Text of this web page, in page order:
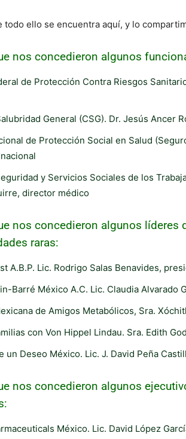
todo ello se encuentra aquí, y lo
nos concedieron algunos
de Protección Contra Riesgos
General (CSG). Dr. Jesús Ancer
de Protección Social en Salud
y Servicios Sociales de los
director médico
nos concedieron algunos líderes
raras:
A.B.P. Lic. Rodrigo Salas Benavides,
Barré México A.C. Lic. Claudia Alvarado
de Amigos Metabólicos, Sra.
con Von Hippel Lindau. Sra. Edith
un Deseo México. Lic. J. David Peña
nos concedieron algunos
México. Lic. David López